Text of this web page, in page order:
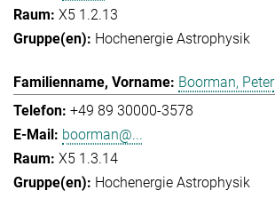
X5 1.2.13
Hochenergie Astrophysik
Boorman, Peter
+49 89 30000-3578
boorman@...
X5 1.3.14
Hochenergie Astrophysik